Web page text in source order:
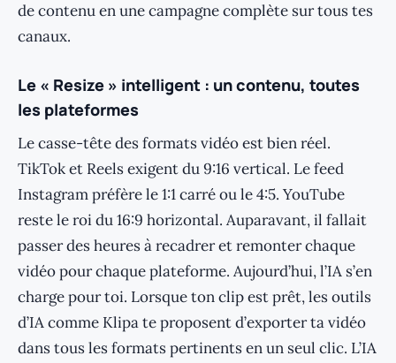
de contenu en une campagne complète sur tous tes
canaux.
Le « Resize » intelligent : un contenu, toutes
les plateformes
Le casse-tête des formats vidéo est bien réel.
TikTok et Reels exigent du 9:16 vertical. Le feed
Instagram préfère le 1:1 carré ou le 4:5. YouTube
reste le roi du 16:9 horizontal. Auparavant, il fallait
passer des heures à recadrer et remonter chaque
vidéo pour chaque plateforme. Aujourd’hui, l’IA s’en
charge pour toi. Lorsque ton clip est prêt, les outils
d’IA comme Klipa te proposent d’exporter ta vidéo
dans tous les formats pertinents en un seul clic. L’IA